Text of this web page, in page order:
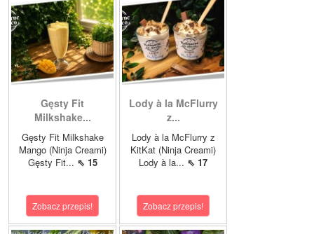
Gęsty Fit
Milkshake...
Gęsty Fit Milkshake
Mango (Ninja Creami)
Gęsty Fit... ⇖ 15
Zobacz przepis!
Lody à la McFlurry
z...
Lody à la McFlurry z
KitKat (Ninja Creami)
Lody à la... ⇖ 17
Zobacz przepis!